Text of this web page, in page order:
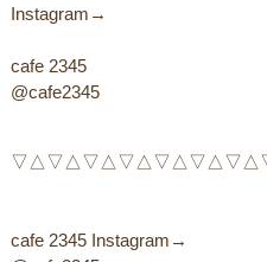
Instagram→
cafe 2345
@cafe2345
cafe 2345 Instagram→ㅤㅤ